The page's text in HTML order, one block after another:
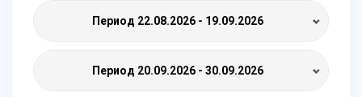
Период 22.08.2026 - 19.09.2026
Период 20.09.2026 - 30.09.2026